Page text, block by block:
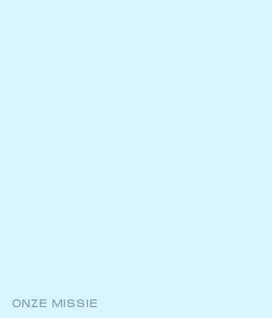
ONZE MISSIE